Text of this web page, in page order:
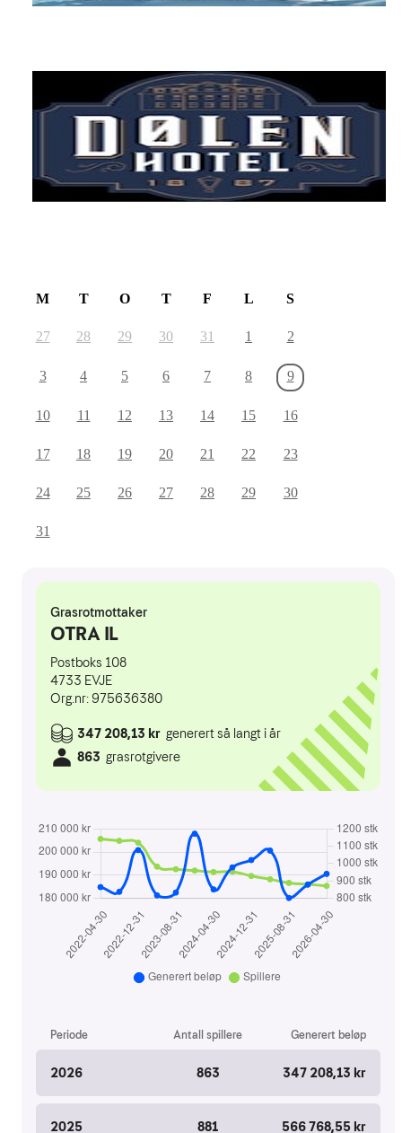
M T O T F L S
27 28 29 30 31 1 2
3 4 5 6 7 8 9
10 11 12 13 14 15 16
17 18 19 20 21 22 23
24 25 26 27 28 29 30
31